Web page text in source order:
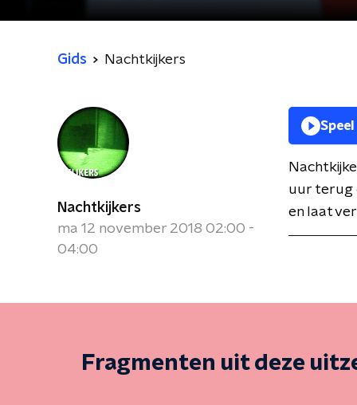
Gids Nachtkijkers
Nachtkijkers
ma 12 november 2018 02:00 -
04:00
uur terug
en laat
Fragmenten uit deze